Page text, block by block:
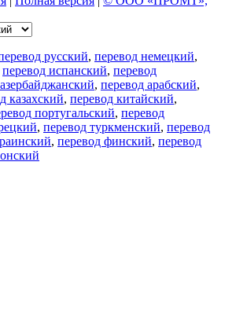
русский, перевод немецкий,
перевод испанский, перевод
, перевод арабский,
казахский, перевод китайский,
португальский, перевод
, перевод туркменский, перевод
, перевод финский, перевод